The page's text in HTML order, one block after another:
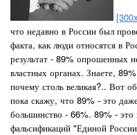
что недавно в России был
факта, как люди относятся в
результат - 89% опрошенных
властных органах. Знаете,
почему столь великая?.. Вот
пока скажу, что 89% - это
большинство - 66%. 89% - это
фальсификаций "Единой